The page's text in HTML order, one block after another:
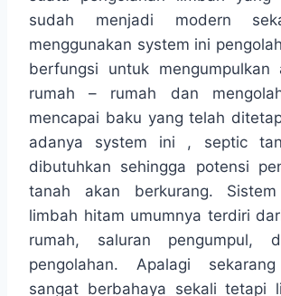
sudah menjadi modern
menggunakan system ini
berfungsi untuk
rumah – rumah dan
mencapai baku yang telah
adanya system ini , septic
dibutuhkan sehingga potensi
tanah akan berkurang. Sistem
limbah hitam umumnya terdiri
rumah, saluran pengumpul,
pengolahan. Apalagi
sangat berbahaya sekali tetapi